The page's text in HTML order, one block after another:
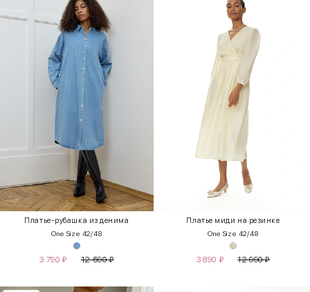
Платье-рубашка из денима
One Size 42/48
3 790 ₽ 12 590₽
Платье миди на резинке
One Size 42/48
3 890 ₽ 12 990₽